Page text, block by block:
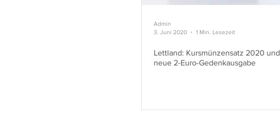
Admin
3. Juni 2020
1 Min. Lesezeit
Lettland: Kursmünzensatz 2020 und
neue 2-Euro-Gedenkausgabe